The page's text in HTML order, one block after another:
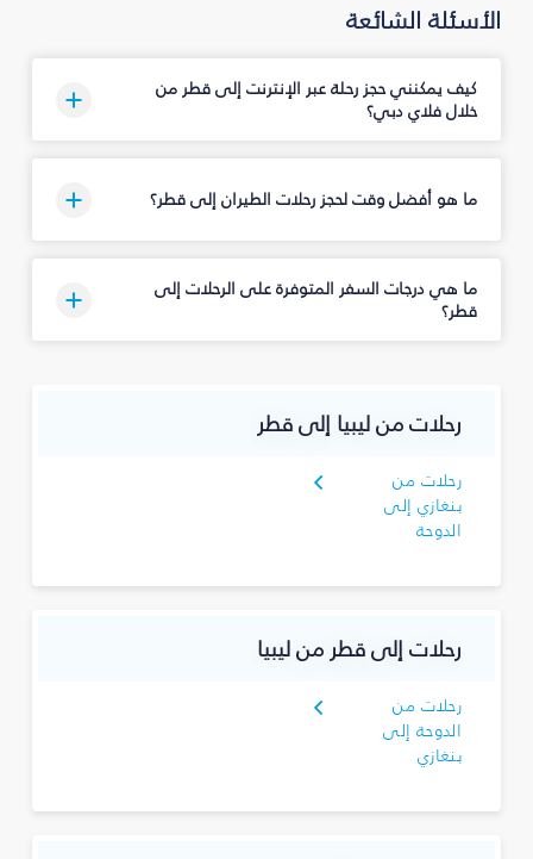
الأسئلة الشائعة
كيف يمكنني حجز رحلة عبر الإنترنت إلى قطر من
خلال فلاي دبي؟
ما هو أفضل وقت لحجز رحلات الطيران إلى قطر؟
ما هي درجات السفر المتوفرة على الرحلات إلى
قطر؟
رحلات من ليبيا إلى قطر
رحلات من
بنغازي إلى
الدوحة
رحلات إلى قطر من ليبيا
رحلات من
الدوحة إلى
بنغازي